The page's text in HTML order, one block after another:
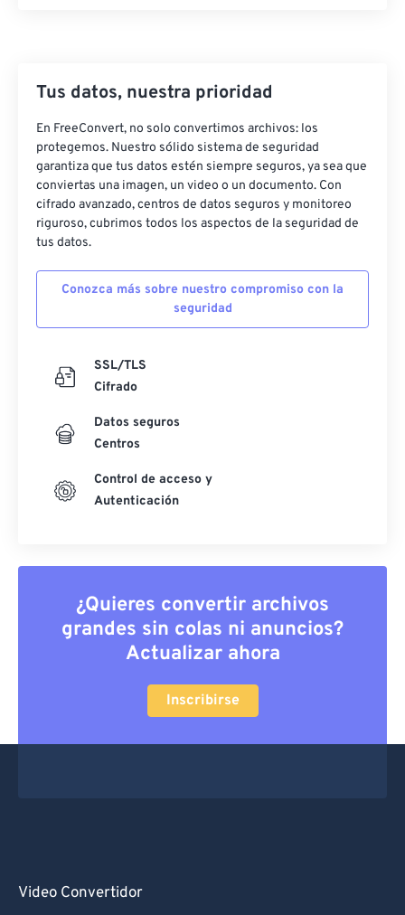
Tus datos, nuestra prioridad
En FreeConvert, no solo convertimos archivos: los
protegemos. Nuestro sólido sistema de seguridad
garantiza que tus datos estén siempre seguros, ya sea que
conviertas una imagen, un video o un documento. Con
cifrado avanzado, centros de datos seguros y monitoreo
riguroso, cubrimos todos los aspectos de la seguridad de
tus datos.
Conozca más sobre nuestro compromiso con la
seguridad
SSL/TLS
Cifrado
Datos seguros
Centros
Control de acceso y
Autenticación
¿Quieres convertir archivos
grandes sin colas ni anuncios?
Actualizar ahora
Inscribirse
Video Convertidor